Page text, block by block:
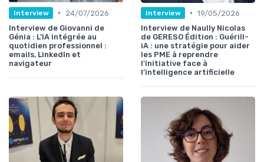
Interview •
24/07/2026
Interview de Giovanni de
Génia : L’IA intégrée au
quotidien professionnel :
emails, LinkedIn et
navigateur
Interview • 19/05/2026
Interview de Naully Nicolas
de GERESO Édition : Guérill-
iA : une stratégie pour aider
les PME à reprendre
l’initiative face à
l’intelligence artificielle